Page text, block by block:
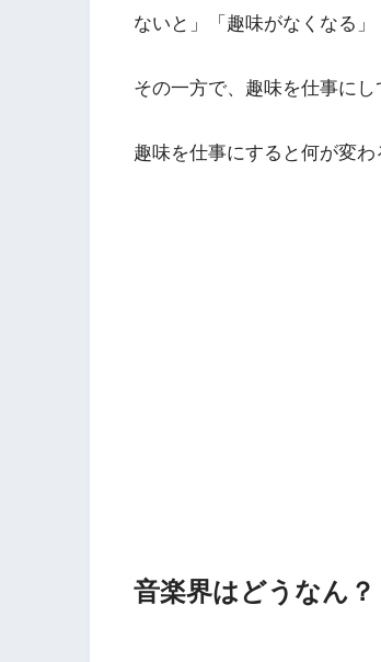
ないと」「趣味がなくなる」
その一方で、趣味を仕事に
趣味を仕事にすると何が変わ
音楽界はどうなん？